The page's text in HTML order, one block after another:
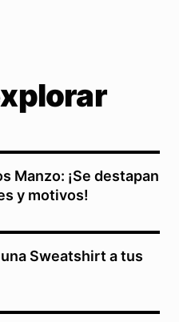
Manzo: ¡Se destapan
y motivos!
Sweatshirt a tus